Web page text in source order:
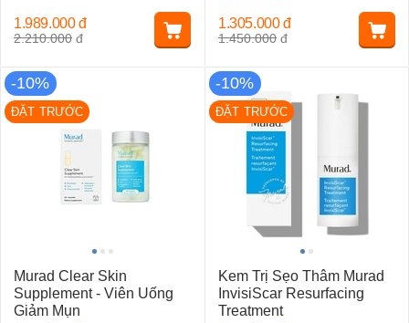
2.210.000 đ
1.989.000 đ
1.450.000 đ
1.305.000 đ
-10%
ĐẶT TRƯỚC
Murad Clear Skin
Supplement - Viên Uống
Giảm Mụn
-10%
ĐẶT TRƯỚC
Kem Trị Sẹo Thâm Murad
InvisiScar Resurfacing
Treatment